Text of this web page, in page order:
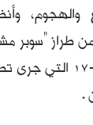
ل
ك
والهجوم،
طراز “سوبر
من طراز جيه.إف-
.